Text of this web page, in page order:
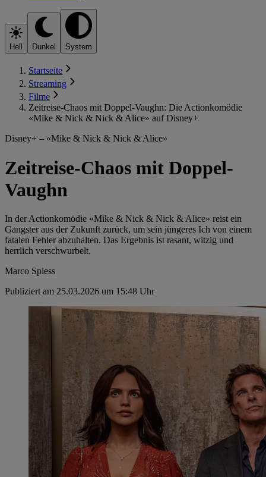
Hell Dunkel System
Startseite
Streaming
Filme
Zeitreise-Chaos mit Doppel-Vaughn: Die Actionkomödie
«Mike & Nick & Nick & Alice» auf Disney+
Disney+ – «Mike & Nick & Nick & Alice»
Zeitreise-Chaos mit Doppel-
Vaughn
In der Actionkomödie «Mike & Nick & Nick & Alice» reist ein
Gangster aus der Zukunft zurück, um sein jüngeres Ich von einem
fatalen Fehler abzuhalten. Das Ergebnis ist rasant, witzig und
herrlich verschwurbelt.
Marco Spiess
Publiziert am 25.03.2026 um 15:48 Uhr